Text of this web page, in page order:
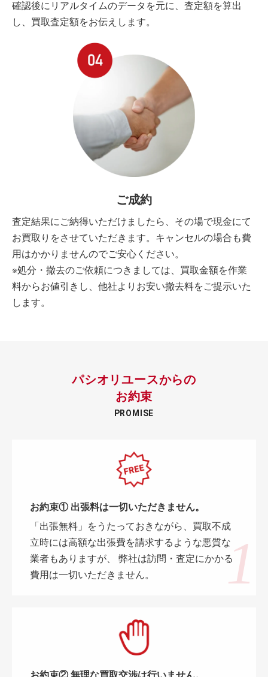
確認後にリアルタイムのデータを元に、査定額を算出
し、買取査定額をお伝えします。
ご成約
査定結果にご納得いただけましたら、その場で現金にて
お買取りをさせていただきます。キャンセルの場合も費
用はかかりませんのでご安心ください。
※処分・撤去のご依頼につきましては、買取金額を作業
料からお値引きし、他社よりお安い撤去料をご提示いた
します。
パシオリユースからの
お約束
PROMISE
お約束① 出張料は一切いただきません。
「出張無料」をうたっておきながら、買取不成
立時には高額な出張費を請求するような悪質な
業者もありますが、 弊社は訪問・査定にかかる
費用は一切いただきません。